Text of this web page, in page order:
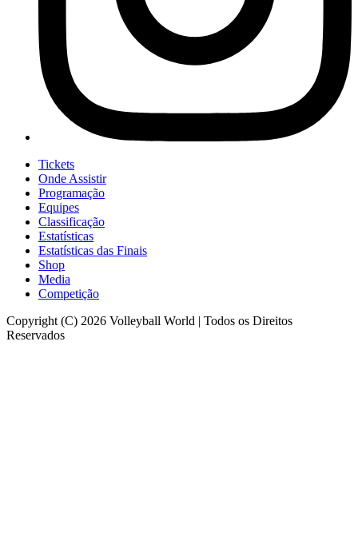
Tickets
Onde Assistir
Programação
Equipes
Classificação
Estatísticas
Estatísticas das Finais
Shop
Media
Competição
Copyright (C) 2026 Volleyball World | Todos os Direitos
Reservados